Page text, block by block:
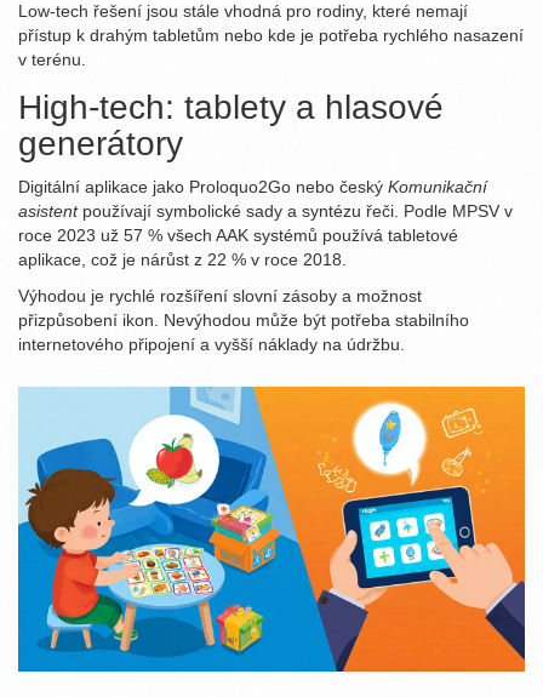
Low‑tech řešení jsou stále vhodná pro rodiny, které nemají
přístup k drahým tabletům nebo kde je potřeba rychlého nasazení
v terénu.
High‑tech: tablety a hlasové
generátory
Digitální aplikace jako Proloquo2Go nebo český Komunikační
asistentpoužívají symbolické sady a syntézu řeči. Podle MPSV v
roce 2023 už 57 % všech AAK systémů používá tabletové
aplikace, což je nárůst z 22 % v roce 2018.
Výhodou je rychlé rozšíření slovní zásoby a možnost
přizpůsobení ikon. Nevýhodou může být potřeba stabilního
internetového připojení a vyšší náklady na údržbu.